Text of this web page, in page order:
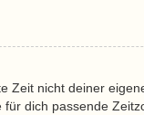
Zeit nicht deiner
für dich passende